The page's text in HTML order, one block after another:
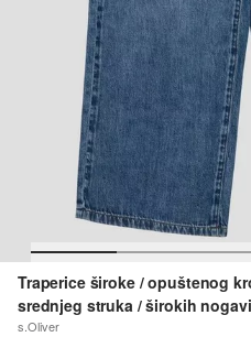
Traperice široke / opuštenog
srednjeg struka / širokih
s.Oliver